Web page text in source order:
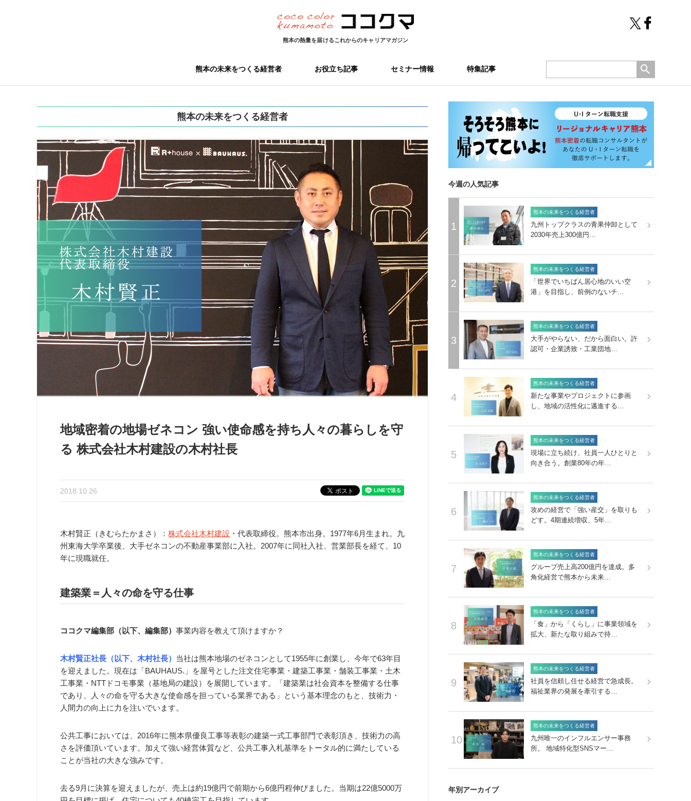
熊本の熱量を届けるこれからのキャリアマガジン
熊本の未来をつくる経営者 お役立ち記事 セミナー情報 特集記事
熊本の未来をつくる経営者
地域密着の地場ゼネコン 強い使命感を持ち人々の暮らしを守
る 株式会社木村建設の木村社長
2018.10.26
木村賢正（きむらたかまさ）： 株式会社木村建設 ・代表取締役。熊本市出身。1977年6月生まれ。九
州東海大学卒業後、大手ゼネコンの不動産事業部に入社。2007年に同社入社、営業部長を経て、10
年に現職就任。
建築業＝人々の命を守る仕事
ココクマ編集部（以下、編集部） 事業内容を教えて頂けますか？
木村賢正社長（以下、木村社長） 当社は熊本地場のゼネコンとして1955年に創業し、今年で63年目
を迎えました。現在は「BAUHAUS.」を屋号とした注文住宅事業・建築工事業・舗装工事業・土木
工事業・NTTドコモ事業（基地局の建設）を展開しています。「建築業は社会資本を整備する仕事
であり、人々の命を守る大きな使命感を担っている業界である」という基本理念のもと、技術力・
人間力の向上に力を注いでいます。
公共工事においては、2016年に熊本県優良工事等表彰の建築一式工事部門で表彰頂き、技術力の高
さを評価頂いています。加えて強い経営体質など、公共工事入札基準をトータル的に満たしている
ことが当社の大きな強みです。
去る9月に決算を迎えましたが、売上は約19億円で前期から6億円程伸びました。当期は22億5000万
今週の人気記事
1
熊本の未来をつくる経営者
九州トップクラスの青果仲卸として
2030年売上300億円…
2
熊本の未来をつくる経営者
「世界でいちばん居心地のいい空
港」を目指し、前例のないチ…
3
熊本の未来をつくる経営者
大手がやらない、だから面白い。許
認可・企業誘致・工業団地…
4
熊本の未来をつくる経営者
新たな事業やプロジェクトに参画
し、地域の活性化に邁進する…
5
熊本の未来をつくる経営者
現場に立ち続け、社員一人ひとりと
向き合う。創業80年の年…
6
熊本の未来をつくる経営者
攻めの経営で「強い産交」を取りも
どす。4期連続増収、5年…
7
熊本の未来をつくる経営者
グループ売上高200億円を達成。多
角化経営で熊本から未来…
8
熊本の未来をつくる経営者
「食」から「くらし」に事業領域を
拡大、新たな取り組みで持…
9
熊本の未来をつくる経営者
社員を信頼し任せる経営で急成長。
福祉業界の発展を牽引する…
10
熊本の未来をつくる経営者
九州唯一のインフルエンサー事務
所。 地域特化型SNSマー…
年別アーカイブ